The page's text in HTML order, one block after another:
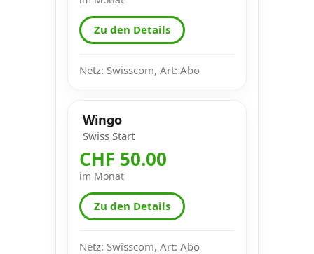
Zu den Details
Netz: Swisscom, Art: Abo
Wingo
Swiss Start
CHF 50.00
im Monat
Zu den Details
Netz: Swisscom, Art: Abo